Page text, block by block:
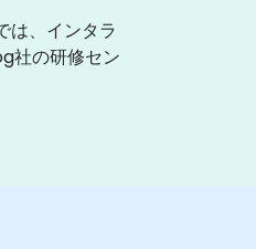
は、インタラ
社の研修セン